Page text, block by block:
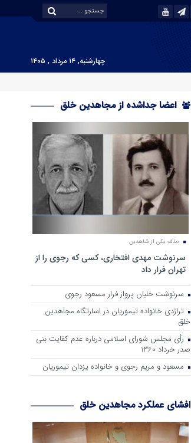
چهارشنبه, ۱۴ مرداد , ۱۴۰۵
اعضا جداشده از مجاهدین خلق
حذف یکی از شاهدین
سرنوشت مهدی افتخاری، کسی که رجوی را از
تهران فرار داد
سرنوشت خلبان پرواز فرار مسعود رجوی
تراژدی خانواده تیموریان در اسارتگاه مجاهدین
خلق
رأی مجلس شورای اسلامی درباره عدم كفایت بنی
صدر خرداد 1360
مسعود و مریم رجوی و خانواده یزدان تیموریان
افشای عملکرد مجاهدین خلق